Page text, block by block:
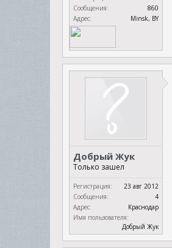
Сообщения:
860
Адрес:
Minsk, BY
Добрый Жук
Только зашел
Регистрация:
23 авг 2012
Сообщения:
4
Адрес:
Краснодар
Имя пользователя:
Добрый Жук